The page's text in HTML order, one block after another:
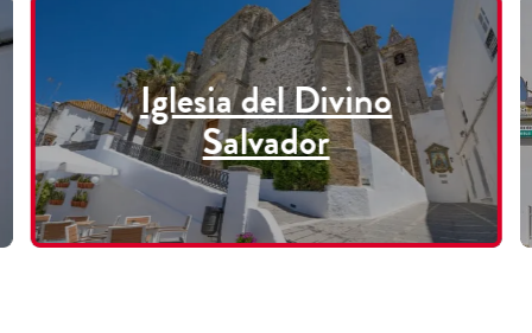
Iglesia del Divino
Salvador